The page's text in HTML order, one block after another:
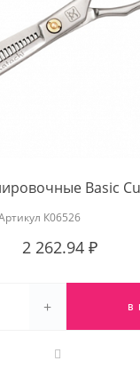
Basic
К06526
2 262.94 ₽
+ В